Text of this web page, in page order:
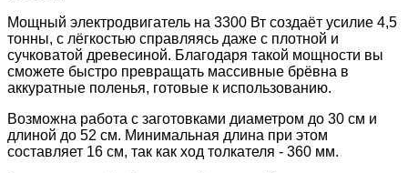
Мощный электродвигатель на 3300 Вт создаёт усилие 4,5
тонны, с лёгкостью справляясь даже с плотной и
сучковатой древесиной. Благодаря такой мощности вы
сможете быстро превращать массивные брёвна в
аккуратные поленья, готовые к использованию.
Возможна работа с заготовками диаметром до 30 см и
длиной до 52 см. Минимальная длина при этом
составляет 16 см, так как ход толкателя - 360 мм.